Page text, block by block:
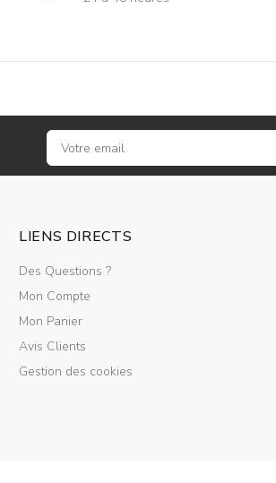
LIENS DIRECTS
Des Questions ?
Mon Compte
Mon Panier
Avis Clients
Gestion des cookies